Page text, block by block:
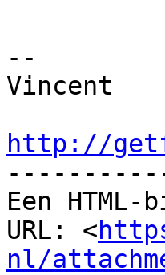
--
Vincent
http://
Een
URL: <
nl/